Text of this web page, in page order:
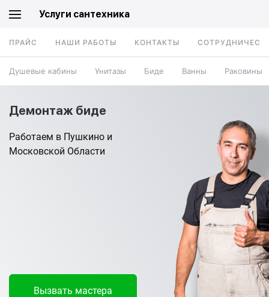
Услуги сантехника
ПРАЙС НАШИ РАБОТЫ КОНТАКТЫ
Душевые кабины Унитазы Биде Ванны Раковины
Демонтаж биде
Работаем в Пушкино и
Московской Области
Вызвать мастера